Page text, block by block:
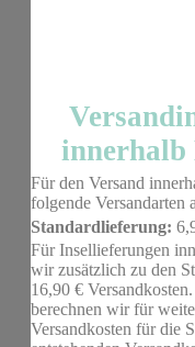
innerhalb
Für den Versand
folgende Versandarten
Standardlieferung:
Für Insellieferungen
wir zusätzlich zu den
16,90 €
berechnen wir für
Versandkosten für die